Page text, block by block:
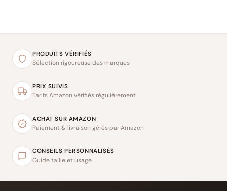
PRODUITS VÉRIFIÉS
Sélection rigoureuse des marques
PRIX SUIVIS
Tarifs Amazon vérifiés régulièrement
ACHAT SUR AMAZON
Paiement & livraison gérés par Amazon
CONSEILS PERSONNALISÉS
Guide taille et usage